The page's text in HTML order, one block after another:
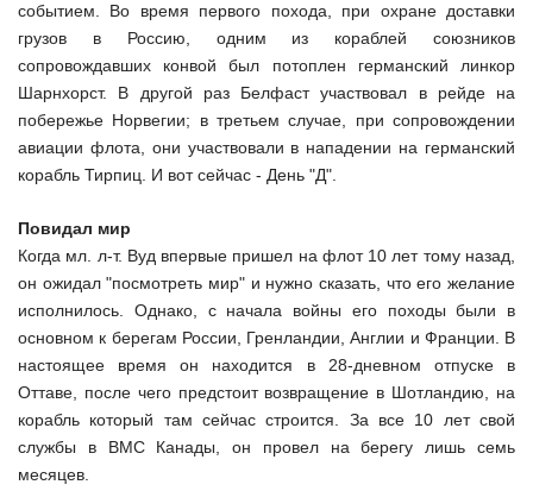
событием. Во время первого похода, при охране доставки
грузов в Россию, одним из кораблей союзников
сопровождавших конвой был потоплен германский линкор
Шарнхорст. В другой раз Белфаст участвовал в рейде на
побережье Норвегии; в третьем случае, при сопровождении
авиации флота, они участвовали в нападении на германский
корабль Тирпиц. И вот сейчас - День "Д".
Повидал мир
Когда мл. л-т. Вуд впервые пришел на флот 10 лет тому назад,
он ожидал "посмотреть мир" и нужно сказать, что его желание
исполнилось. Однако, с начала войны его походы были в
основном к берегам России, Гренландии, Англии и Франции. В
настоящее время он находится в 28-дневном отпуске в
Оттаве, после чего предстоит возвращение в Шотландию, на
корабль который там сейчас строится. За все 10 лет свой
службы в ВМС Канады, он провел на берегу лишь семь
месяцев.